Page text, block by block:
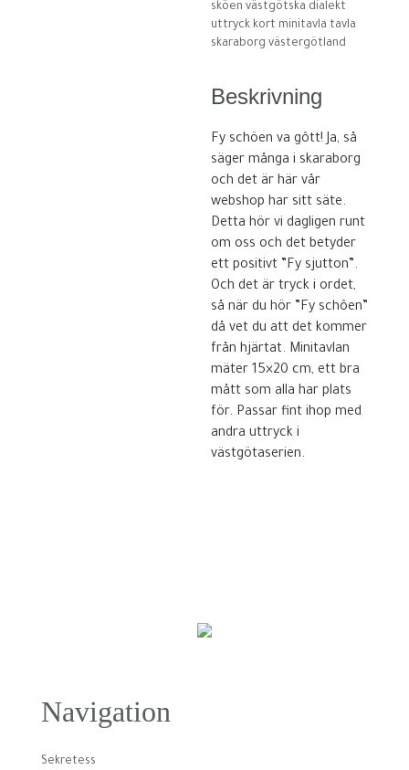
sköen västgötska dialekt
uttryck kort minitavla tavla
skaraborg västergötland
Beskrivning
Fy schöen va gôtt! Ja, så
säger många i skaraborg
och det är här vår
webshop har sitt säte.
Detta hör vi dagligen runt
om oss och det betyder
ett positivt ”Fy sjutton”.
Och det är tryck i ordet,
så när du hör ”Fy schôen”
då vet du att det kommer
från hjärtat. Minitavlan
mäter 15×20 cm, ett bra
mått som alla har plats
för. Passar fint ihop med
andra uttryck i
västgötaserien.
Navigation
Sekretess